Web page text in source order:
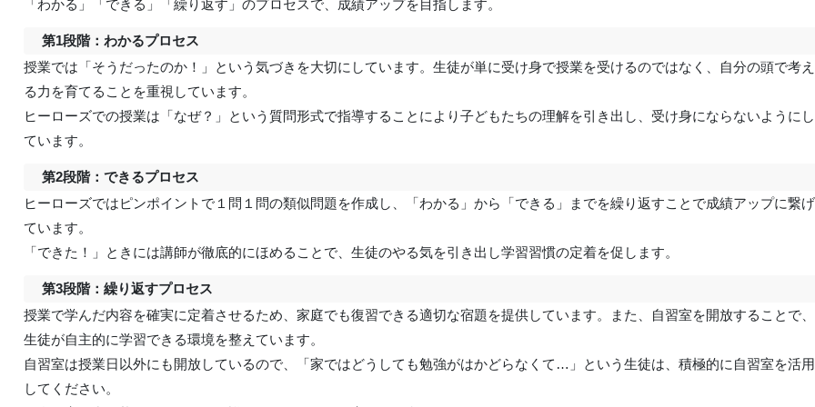
「わかる」「できる」「繰り返す」のプロセスで、成績アップを目指します。
第1段階：わかるプロセス
授業では「そうだったのか！」という気づきを大切にしています。生徒が単に受け身で授業を受けるのではなく、自分の頭で考え
る力を育てることを重視しています。
ヒーローズでの授業は「なぜ？」という質問形式で指導することにより子どもたちの理解を引き出し、受け身にならないようにし
ています。
第2段階：できるプロセス
ヒーローズではピンポイントで１問１問の類似問題を作成し、「わかる」から「できる」までを繰り返すことで成績アップに繋げ
ています。
「できた！」ときには講師が徹底的にほめることで、生徒のやる気を引き出し学習習慣の定着を促します。
第3段階：繰り返すプロセス
授業で学んだ内容を確実に定着させるため、家庭でも復習できる適切な宿題を提供しています。また、自習室を開放することで、
生徒が自主的に学習できる環境を整えています。
自習室は授業日以外にも開放しているので、「家ではどうしても勉強がはかどらなくて…」という生徒は、積極的に自習室を活用
してください。